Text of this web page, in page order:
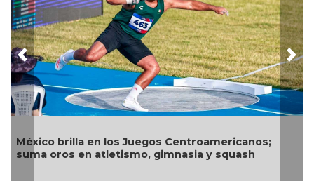
Alejandra Valencia lidera día de ensueño para los
arqueros mexicanos en Santo Domingo 2026
Previous